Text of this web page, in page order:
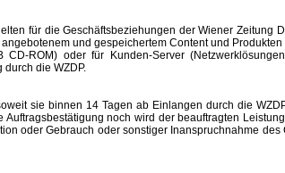
für die Geschäftsbeziehungen der Wiener Zeitung
und gespeichertem Content und
ROM) oder für Kunden-Server
die WZDP.
sie binnen 14 Tagen ab Einlangen durch die
noch wird der beauftragten
oder Gebrauch oder sonstiger Inanspruchnahme